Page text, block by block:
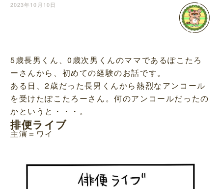
2023年10月10日
5歳長男くん、0歳次男くんのママであるぽこたろ
ーさんから、初めての経験のお話です。
ある日、2歳だった長男くんから熱烈なアンコール
を受けたぽこたろーさん。何のアンコールだったの
かというと・・・。
排便ライブ
主演＝ワイ